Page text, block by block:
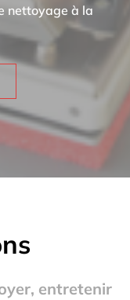
nettoyage à la
entretenir